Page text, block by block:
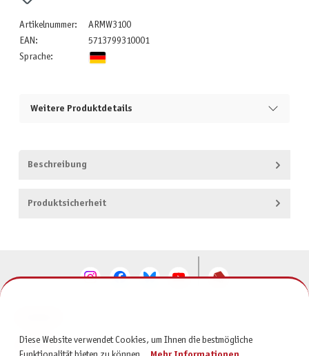
Artikelnummer:
ARMW3100
EAN:
5713799310001
Sprache:
Weitere Produktdetails
Beschreibung
Produktsicherheit
SERVICE
Diese Website verwendet Cookies, um Ihnen die bestmögliche